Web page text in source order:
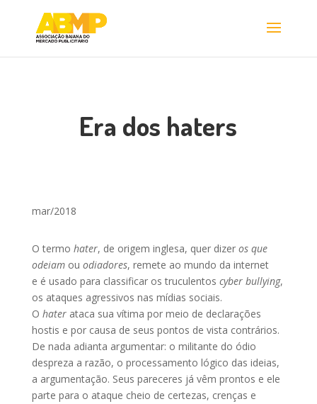
Era dos haters
mar/2018
O termo hater, de origem inglesa, quer dizer os que
odeiamou odiadores, remete ao mundo da internet
e é usado para classificar os truculentos cyber bullying,
os ataques agressivos nas mídias sociais.
O haterataca sua vítima por meio de declarações
hostis e por causa de seus pontos de vista contrários.
De nada adianta argumentar: o militante do ódio
despreza a razão, o processamento lógico das ideias,
a argumentação. Seus pareceres já vêm prontos e ele
parte para o ataque cheio de certezas, crenças e